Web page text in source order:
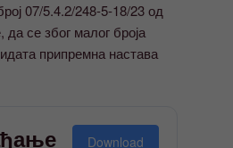
07/5.4.2/248-5-18/23 од
да се због малог броја
припремна настава
Download